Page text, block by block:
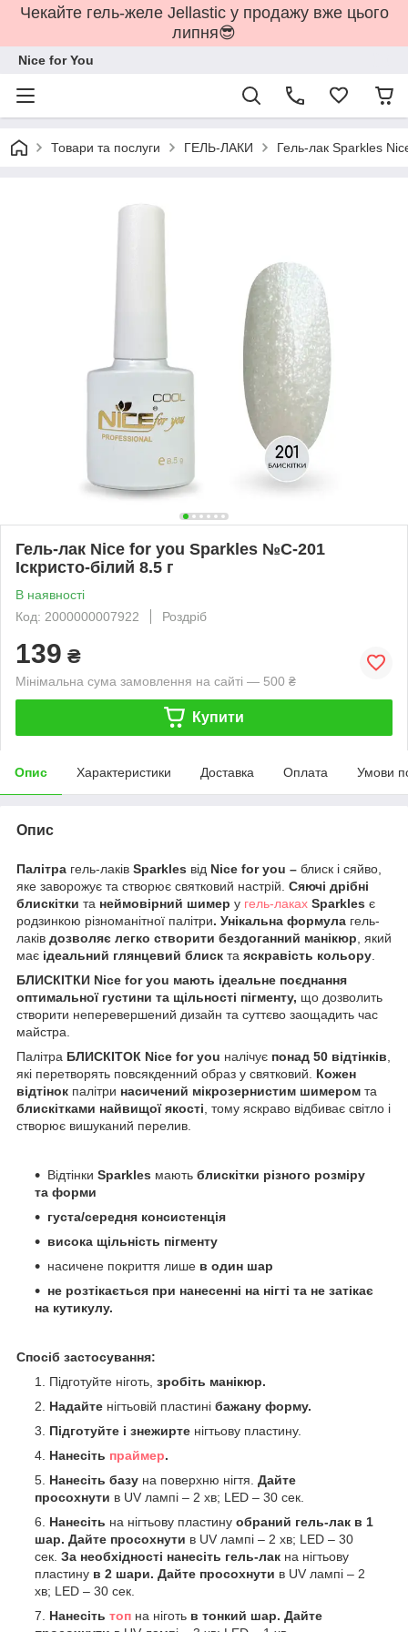
Чекайте гель-желе Jellastic у продажу вже цього
липня😎
Nice for You
Товари та послуги ГЕЛЬ-ЛАКИ Гель-лак Sparkles
Гель-лак Nice for you Sparkles №C-201
Іскристо-білий 8.5 г
В наявності
Код: 2000000007922
Роздріб
139 ₴
Мінімальна сума замовлення на сайті — 500 ₴
Купити
Опис Характеристики Доставка Оплата Умови
Опис
Палітра гель-лаків Sparkles від Nice for you – блиск і сяйво,
яке заворожує та створює святковий настрій. Сяючі дрібні
блискітки та неймовірний шимер у гель-лаках Sparkles є
родзинкою різноманітної палітри. Унікальна формула гель-
лаків дозволяє легко створити бездоганний манікюр , який
має ідеальний глянцевий блиск та яскравість кольору
БЛИСКІТКИ Nice for you мають ідеальне поєднання
оптимальної густини та щільності пігменту, що дозволить
створити неперевершений дизайн та суттєво заощадить час
майстра.
Палітра БЛИСКІТОК Nice for you налічує понад 50 відтінків
які перетворять повсякденний образ у святковий. Кожен
відтінок палітри насичений мікрозернистим шимером та
блискітками найвищої якості , тому яскраво відбиває світло і
створює вишуканий перелив.
Відтінки Sparkles мають блискітки різного розміру
та форми
густа/середня консистенція
висока щільність пігменту
насичене покриття лише в один шар
не розтікається при нанесенні на нігті та не затікає
на кутикулу.
Спосіб застосування:
Підготуйте ніготь, зробіть манікюр.
Надайте нігтьовій пластині бажану форму.
Підготуйте і знежирте нігтьову пластину.
Нанесіть праймер.
Нанесіть базу на поверхню нігтя. Дайте
просохнути в UV лампі – 2 хв; LED – 30 сек.
Нанесіть на нігтьову пластину обраний гель-лак в 1
шар. Дайте просохнути в UV лампі – 2 хв; LED – 30
сек. За необхідності нанесіть гель-лак на нігтьову
пластину в 2 шари. Дайте просохнути в UV лампі – 2
хв; LED – 30 сек.
Нанесіть топ на ніготь в тонкий шар. Дайте